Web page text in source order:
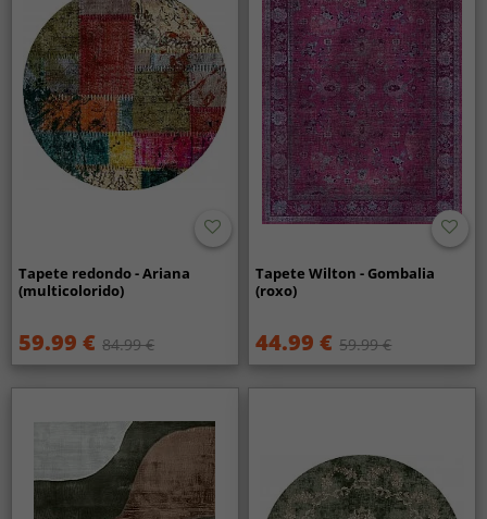
Tapete redondo - Ariana
(multicolorido)
59.99 € 84.99 €
Tapete Wilton - Gombalia
(roxo)
44.99 € 59.99 €